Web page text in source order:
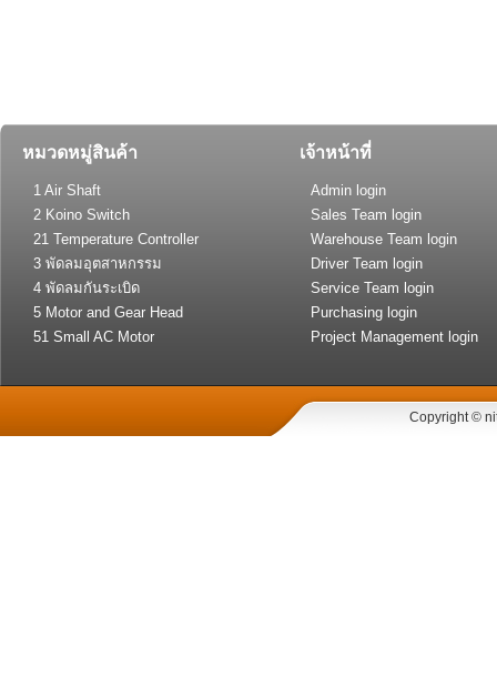
หมวดหมู่สินค้า
1 Air Shaft
2 Koino Switch
21 Temperature Controller
(General Type)
3 พัดลมอุตสาหกรรม
4 พัดลมกันระเบิด
5 Motor and Gear Head
51 Small AC Motor
เจ้าหน้าที่
Admin login
Sales Team login
Warehouse Team login
Driver Team login
Service Team login
Purchasing login
Project Management login
Copyright ©